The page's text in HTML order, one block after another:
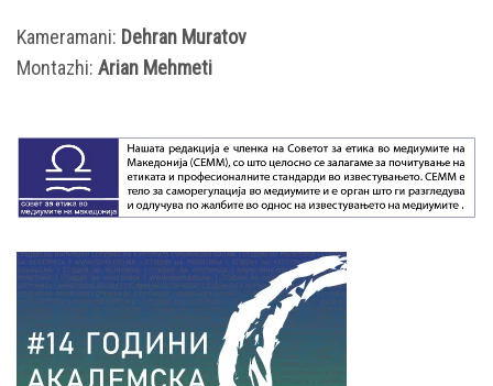
Kameramani: Dehran Muratov
Montazhi: Arian Mehmeti